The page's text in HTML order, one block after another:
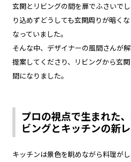
玄関とリビングの間を扉でふさいで
り込めずどうしても玄関周りが暗く
なっていました。
そんな中、デザイナーの風間さんが
提案してくださり、リビングから玄
間になりました。
プロの視点で生まれた
ビングとキッチンの新
キッチンは景色を眺めながら料理が